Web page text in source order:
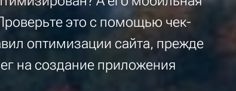
это с помощью чек-
оптимизации сайта, прежде
на создание приложения